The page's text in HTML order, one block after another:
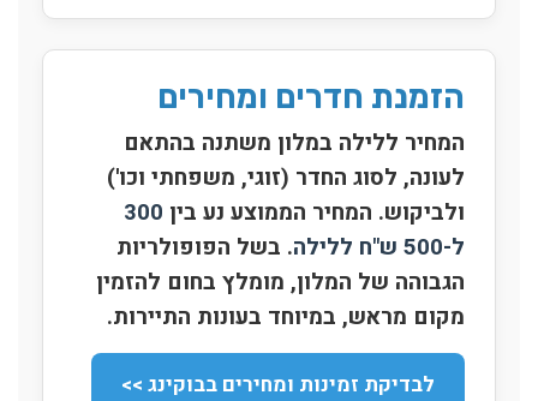
הזמנת חדרים ומחירים
המחיר ללילה במלון משתנה בהתאם
לעונה, לסוג החדר (זוגי, משפחתי וכו')
ולביקוש. המחיר הממוצע נע בין 300
ל-500 ש"ח ללילה
. בשל הפופולריות
הגבוהה של המלון, מומלץ בחום להזמין
מקום מראש, במיוחד בעונות התיירות.
לבדיקת זמינות ומחירים בבוקינג >>